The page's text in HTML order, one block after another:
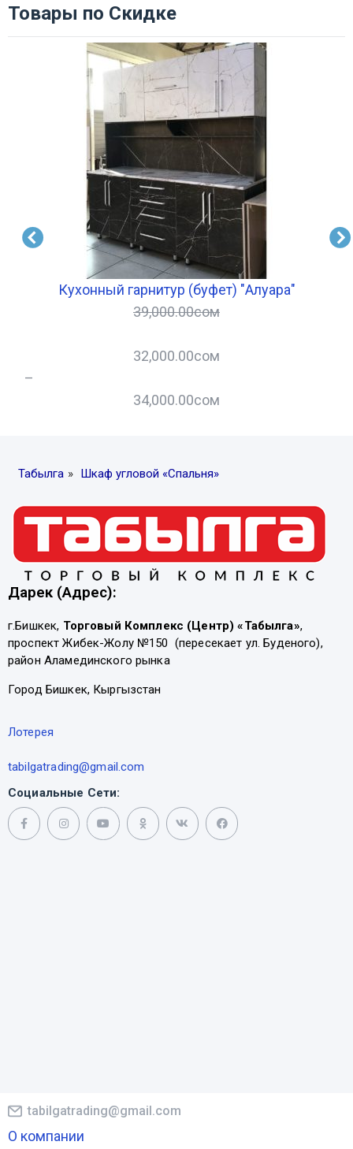
Товары по Скидке
Кухонный гарнитур (буфет) "Алуара"
39,000.00сом
32,000.00сом
–
34,000.00сом
Табылга » Шкаф угловой «Спальня»
Дарек (Адрес):
г.Бишкек, Торговый Комплекс (Центр) «Табылга»,
проспект Жибек-Жолу №150 (пересекает ул. Буденого),
район Аламединского рынка
Город Бишкек, Кыргызстан
Лотерея
tabilgatrading@gmail.com
Социальные Сети:
tabilgatrading@gmail.com
О компании